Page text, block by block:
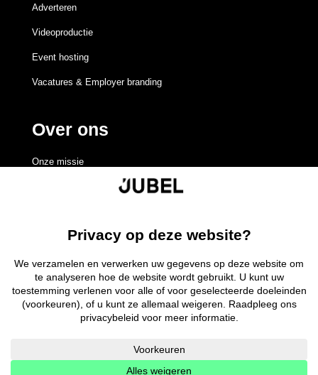
Adverteren
Videoproductie
Event hosting
Vacatures & Employer branding
Over ons
Onze missie
Volgen Volgen
Volgen Volgen